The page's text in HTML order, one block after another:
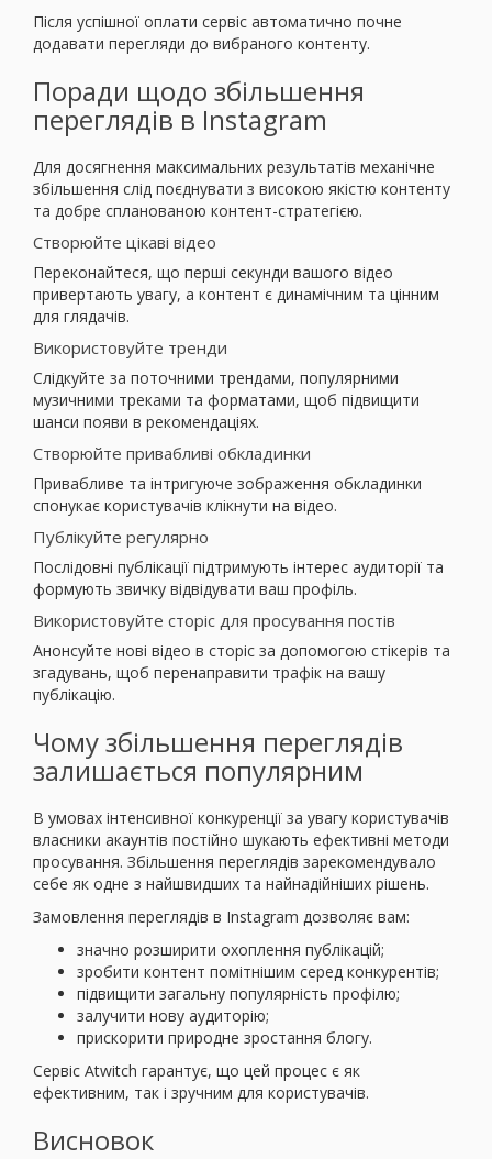
Після успішної оплати сервіс автоматично почне
додавати перегляди до вибраного контенту.
Поради щодо збільшення
переглядів в Instagram
Для досягнення максимальних результатів механічне
збільшення слід поєднувати з високою якістю контенту
та добре спланованою контент-стратегією.
Створюйте цікаві відео
Переконайтеся, що перші секунди вашого відео
привертають увагу, а контент є динамічним та цінним
для глядачів.
Використовуйте тренди
Слідкуйте за поточними трендами, популярними
музичними треками та форматами, щоб підвищити
шанси появи в рекомендаціях.
Створюйте привабливі обкладинки
Привабливе та інтригуюче зображення обкладинки
спонукає користувачів клікнути на відео.
Публікуйте регулярно
Послідовні публікації підтримують інтерес аудиторії та
формують звичку відвідувати ваш профіль.
Використовуйте сторіс для просування постів
Анонсуйте нові відео в сторіс за допомогою стікерів та
згадувань, щоб перенаправити трафік на вашу
публікацію.
Чому збільшення переглядів
залишається популярним
В умовах інтенсивної конкуренції за увагу користувачів
власники акаунтів постійно шукають ефективні методи
просування. Збільшення переглядів зарекомендувало
себе як одне з найшвидших та найнадійніших рішень.
Замовлення переглядів в Instagram дозволяє вам:
значно розширити охоплення публікацій;
зробити контент помітнішим серед конкурентів;
підвищити загальну популярність профілю;
залучити нову аудиторію;
прискорити природне зростання блогу.
Сервіс Atwitch гарантує, що цей процес є як
ефективним, так і зручним для користувачів.
Висновок